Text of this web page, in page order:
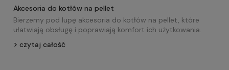
Akcesoria do kotłów na pellet
Bierzemy pod lupę akcesoria do kotłów na pellet, które
ułatwiają obsługę i poprawiają komfort ich użytkowania.
czytaj całość